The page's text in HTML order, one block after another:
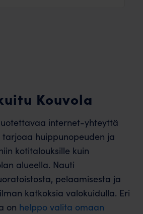
Kouvola
internet-yhteyttä
tarjoaa huippunopeuden ja
kotitalouksille kuin
alueella. Nauti
pelaamisesta ja
katkoksia valokuidulla. Eri
on helppo valita omaan